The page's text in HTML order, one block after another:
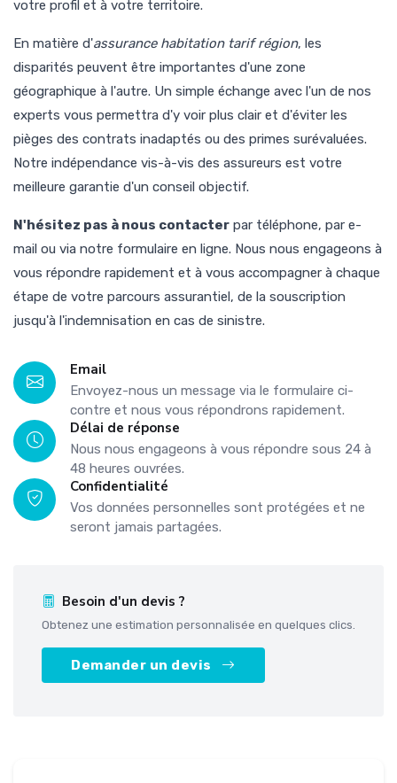
votre profil et à votre territoire.
En matière d'assurance habitation tarif région, les
disparités peuvent être importantes d'une zone
géographique à l'autre. Un simple échange avec l'un de nos
experts vous permettra d'y voir plus clair et d'éviter les
pièges des contrats inadaptés ou des primes surévaluées.
Notre indépendance vis-à-vis des assureurs est votre
meilleure garantie d'un conseil objectif.
N'hésitez pas à nous contacter par téléphone, par e-
mail ou via notre formulaire en ligne. Nous nous engageons à
vous répondre rapidement et à vous accompagner à chaque
étape de votre parcours assurantiel, de la souscription
jusqu'à l'indemnisation en cas de sinistre.
Email
Envoyez-nous un message via le formulaire ci-
contre et nous vous répondrons rapidement.
Délai de réponse
Nous nous engageons à vous répondre sous 24 à
48 heures ouvrées.
Confidentialité
Vos données personnelles sont protégées et ne
seront jamais partagées.
Besoin d'un devis ?
Obtenez une estimation personnalisée en quelques clics.
Demander un devis